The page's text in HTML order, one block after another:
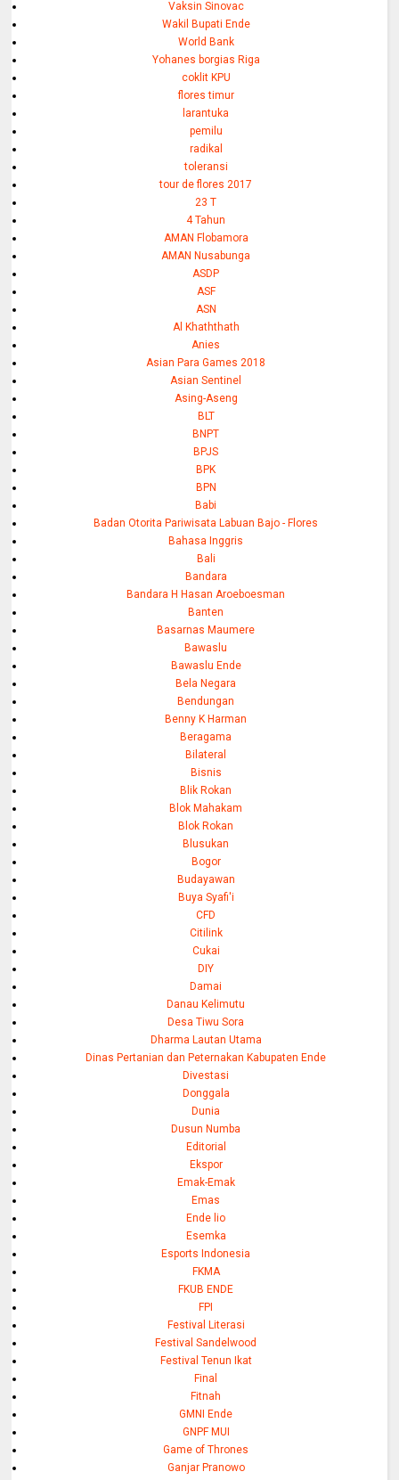
Vaksin Sinovac
Wakil Bupati Ende
World Bank
Yohanes borgias Riga
coklit KPU
flores timur
larantuka
pemilu
radikal
toleransi
tour de flores 2017
23 T
4 Tahun
AMAN Flobamora
AMAN Nusabunga
ASDP
ASF
ASN
Al Khaththath
Anies
Asian Para Games 2018
Asian Sentinel
Asing-Aseng
BLT
BNPT
BPJS
BPK
BPN
Babi
Badan Otorita Pariwisata Labuan Bajo - Flores
Bahasa Inggris
Bali
Bandara
Bandara H Hasan Aroeboesman
Banten
Basarnas Maumere
Bawaslu
Bawaslu Ende
Bela Negara
Bendungan
Benny K Harman
Beragama
Bilateral
Bisnis
Blik Rokan
Blok Mahakam
Blok Rokan
Blusukan
Bogor
Budayawan
Buya Syafi'i
CFD
Citilink
Cukai
DIY
Damai
Danau Kelimutu
Desa Tiwu Sora
Dharma Lautan Utama
Dinas Pertanian dan Peternakan Kabupaten Ende
Divestasi
Donggala
Dunia
Dusun Numba
Editorial
Ekspor
Emak-Emak
Emas
Ende lio
Esemka
Esports Indonesia
FKMA
FKUB ENDE
FPI
Festival Literasi
Festival Sandelwood
Festival Tenun Ikat
Final
Fitnah
GMNI Ende
GNPF MUI
Game of Thrones
Ganjar Pranowo